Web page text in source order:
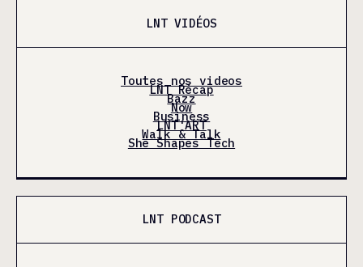
LNT VIDÉOS
Toutes nos videos
LNT Récap
Bazz
Now
Business
LNT'ART
Walk & Talk
She Shapes Tech
LNT PODCAST